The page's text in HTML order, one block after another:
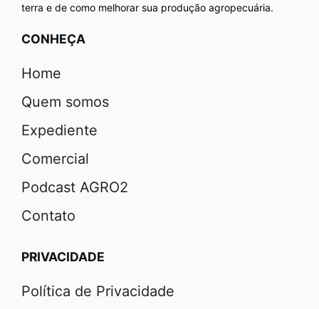
terra e de como melhorar sua produção agropecuária.
CONHEÇA
Home
Quem somos
Expediente
Comercial
Podcast AGRO2
Contato
PRIVACIDADE
Política de Privacidade